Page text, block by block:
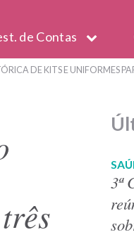
de Contas
DE KITS E UNIFORMES
3ª